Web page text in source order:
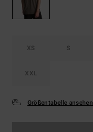
XS S
XXL
Größentabelle ansehen